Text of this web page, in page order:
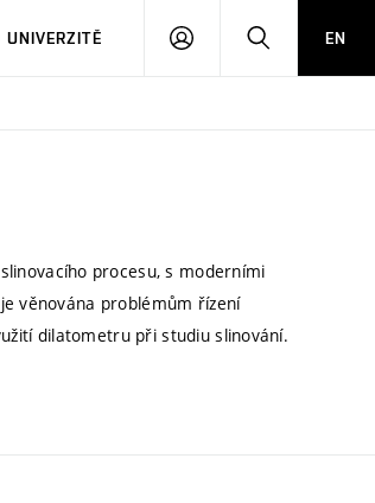
UNIVERZITĚ
PŘIHLÁSIT HLEDATEN
procesu, s moderními
věnována problémům řízení
dilatometru při studiu slinování.